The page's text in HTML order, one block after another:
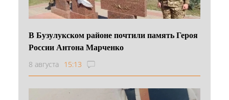
В Бузулукском районе почтили память Героя
России Антона Марченко
8 августа 15:13